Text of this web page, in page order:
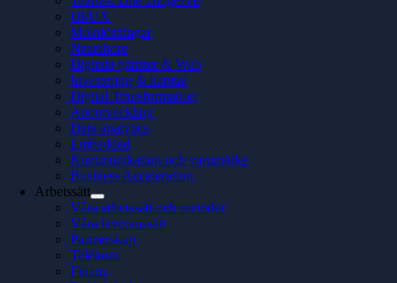
UI/UX
Molnlösningar
Nearshore
Digitala tjänster & Web
Investering & kapital
Digital Transformation
Apputveckling
Data analytics
Embedded
Kommunikation och varumärke
Business Acceleration
Arbetssätt
Våra arbetssätt och metoder
Våra leveranssätt
Partnerskap
Telekom
Finans